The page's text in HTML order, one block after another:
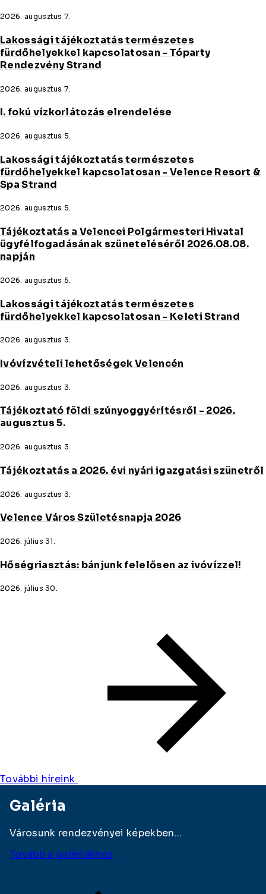
2026. augusztus 7.
Lakossági tájékoztatás természetes
fürdőhelyekkel kapcsolatosan - Tóparty
Rendezvény Strand
2026. augusztus 7.
I. fokú vízkorlátozás elrendelése
2026. augusztus 5.
Lakossági tájékoztatás természetes
fürdőhelyekkel kapcsolatosan - Velence Resort &
Spa Strand
2026. augusztus 5.
Tájékoztatás a Velencei Polgármesteri Hivatal
ügyfélfogadásának szüneteléséről 2026.08.08.
napján
2026. augusztus 5.
Lakossági tájékoztatás természetes
fürdőhelyekkel kapcsolatosan - Keleti Strand
2026. augusztus 3.
Ivóvízvételi lehetőségek Velencén
2026. augusztus 3.
Tájékoztató földi szúnyoggyérítésről - 2026.
augusztus 5.
2026. augusztus 3.
Tájékoztatás a 2026. évi nyári igazgatási szünetről
2026. augusztus 3.
Velence Város Születésnapja 2026
2026. július 31.
Hőségriasztás: bánjunk felelősen az ivóvízzel!
2026. július 30.
További híreink
Galéria
Városunk rendezvényei képekben...
Tovább a galériákhoz